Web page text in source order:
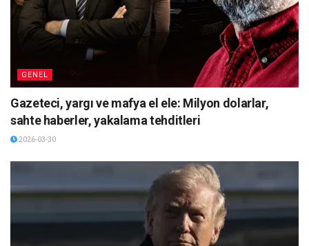
GENEL
Gazeteci, yargı ve mafya el ele: Milyon dolarlar,
sahte haberler, yakalama tehditleri
2026-03-30